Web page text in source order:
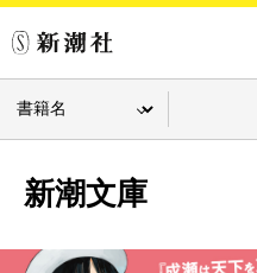
新潮文庫